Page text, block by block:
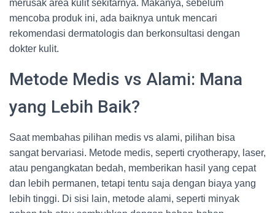
merusak area kulit sekitarnya. Makanya, sebelum
mencoba produk ini, ada baiknya untuk mencari
rekomendasi dermatologis dan berkonsultasi dengan
dokter kulit.
Metode Medis vs Alami: Mana
yang Lebih Baik?
Saat membahas pilihan medis vs alami, pilihan bisa
sangat bervariasi. Metode medis, seperti cryotherapy, laser,
atau pengangkatan bedah, memberikan hasil yang cepat
dan lebih permanen, tetapi tentu saja dengan biaya yang
lebih tinggi. Di sisi lain, metode alami, seperti minyak